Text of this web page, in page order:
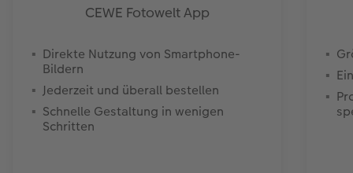
CEWE Fotowelt App
Direkte Nutzung von Smartphone-
Bildern
Jederzeit und überall bestellen
Schnelle Gestaltung in wenigen
Schritten